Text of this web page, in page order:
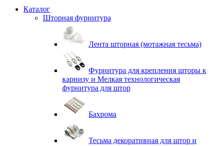
Каталог
Шторная фурнитура
Лента шторная (мотажная тесьма)
Фурнитура для крепления шторы к
карнизу и Мелкая технологическая
фурнитура для штор
Бахрома
Тесьма декоративная для штор и